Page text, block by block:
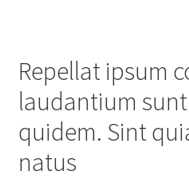
Repellat ipsum
laudantium
quidem. Sint
natus